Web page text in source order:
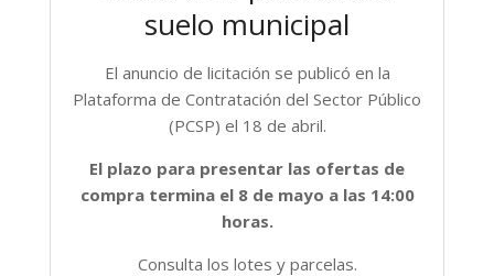
suelo municipal
El anuncio de licitación se publicó en la
Plataforma de Contratación del Sector Público
(PCSP) el 18 de abril.
El plazo para presentar las ofertas de
compra termina el 8 de mayo a las 14:00
horas.
Consulta los lotes y parcelas.